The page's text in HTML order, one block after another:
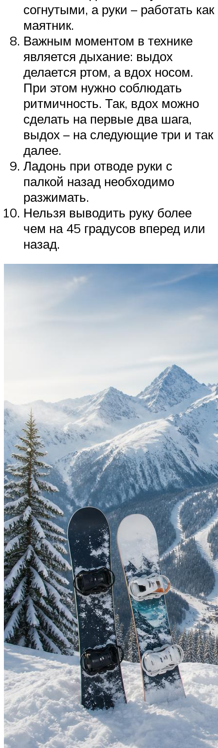
согнутыми, а руки – работать как
маятник.
Важным моментом в технике
является дыхание: выдох
делается ртом, а вдох носом.
При этом нужно соблюдать
ритмичность. Так, вдох можно
сделать на первые два шага,
выдох – на следующие три и так
далее.
Ладонь при отводе руки с
палкой назад необходимо
разжимать.
Нельзя выводить руку более
чем на 45 градусов вперед или
назад.